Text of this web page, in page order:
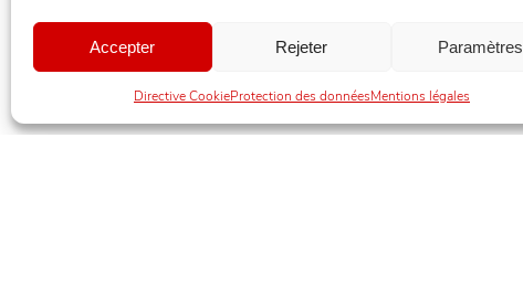
Accepter Rejeter Paramètres
Directive CookieProtection des donnéesMentions légales